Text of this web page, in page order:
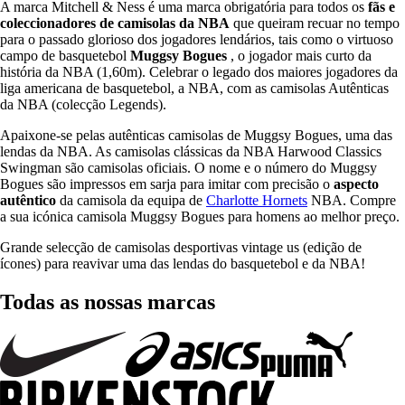
A marca Mitchell & Ness é uma marca obrigatória para todos os fãs e
coleccionadores de camisolas da NBA que queiram recuar no tempo
para o passado glorioso dos jogadores lendários, tais como o virtuoso
campo de basquetebol Muggsy Bogues , o jogador mais curto da
história da NBA (1,60m). Celebrar o legado dos maiores jogadores da
liga americana de basquetebol, a NBA, com as camisolas Autênticas
da NBA (colecção Legends).
Apaixone-se pelas autênticas camisolas de Muggsy Bogues, uma das
lendas da NBA. As camisolas clássicas da NBA Harwood Classics
Swingman são camisolas oficiais. O nome e o número do Muggsy
Bogues são impressos em sarja para imitar com precisão o aspecto
autêntico da camisola da equipa de Charlotte Hornets NBA. Compre
a sua icónica camisola Muggsy Bogues para homens ao melhor preço.
Grande selecção de camisolas desportivas vintage us (edição de
ícones) para reavivar uma das lendas do basquetebol e da NBA!
Todas as nossas marcas